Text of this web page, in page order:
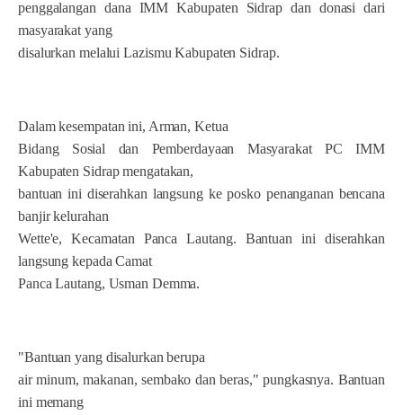
penggalangan dana IMM Kabupaten Sidrap dan donasi dari
masyarakat yang
disalurkan melalui Lazismu Kabupaten Sidrap.
Dalam kesempatan ini, Arman, Ketua
Bidang Sosial dan Pemberdayaan Masyarakat PC IMM
Kabupaten Sidrap mengatakan,
bantuan ini diserahkan langsung ke posko penanganan bencana
banjir kelurahan
Wette'e, Kecamatan Panca Lautang. Bantuan ini diserahkan
langsung kepada Camat
Panca Lautang, Usman Demma.
"Bantuan yang disalurkan berupa
air minum, makanan, sembako dan beras," pungkasnya. Bantuan
ini memang